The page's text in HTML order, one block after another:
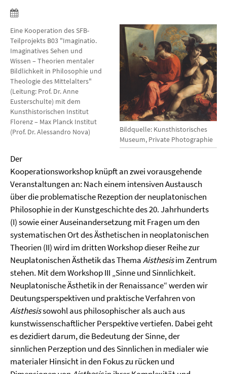
Bildquelle: Kunsthistorisches
Museum, Private Photographie
Eine Kooperation des SFB-
Teilprojekts B03 "Imaginatio.
Imaginatives Sehen und
Wissen – Theorien mentaler
Bildlichkeit in Philosophie und
Theologie des Mittelalters"
(Leitung: Prof. Dr. Anne
Eusterschulte) mit dem
Kunsthistorischen Institut
Florenz – Max Planck Institut
(Prof. Dr. Alessandro Nova)
Der
Kooperationsworkshop knüpft an zwei vorausgehende
Veranstaltungen an: Nach einem intensiven Austausch
über die problematische Rezeption der neuplatonischen
Philosophie in der Kunstgeschichte des 20. Jahrhunderts
(I) sowie einer Auseinandersetzung mit Fragen um den
systematischen Ort des Ästhetischen in neoplatonischen
Theorien (II) wird im dritten Workshop dieser Reihe zur
Neuplatonischen Ästhetik das ThemaAisthesisim Zentrum
stehen. Mit dem Workshop III „Sinne und Sinnlichkeit.
Neuplatonische Ästhetik in der Renaissance“ werden wir
Deutungsperspektiven und praktische Verfahren von
Aisthesissowohl aus philosophischer als auch aus
kunstwissenschaftlicher Perspektive vertiefen. Dabei geht
es dezidiert darum, die Bedeutung der Sinne, der
sinnlichen Perzeption und des Sinnlichen in medialer wie
materialer Hinsicht in den Fokus zu rücken und